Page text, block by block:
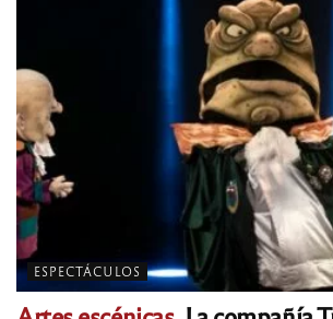
ESPECTÁCULOS